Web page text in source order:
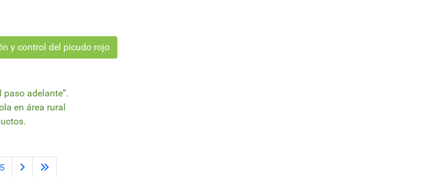
y control del picudo rojo
adelante”.
en área rural